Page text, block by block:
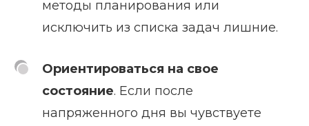
методы планирования или
исключить из списка задач лишние.
Ориентироваться на свое
состояние. Если после
напряженного дня вы чувствуете